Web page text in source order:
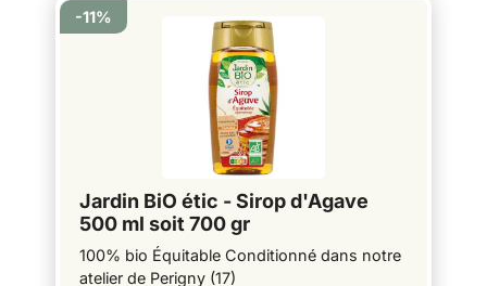
boissons chaudes, vos yaourts, vos
pâtisseries ou vos fruits. Faites-vous plaisir
avec moins de calories! BIO : Le sirop
d’agave PureVia est certifié biologique, il est
100 % d’origine naturelle et vegan.
Jardin BiO étic - Sirop d'Agave
500 ml soit 700 gr
100% bio Équitable Conditionné dans notre
atelier de Perigny (17)
-11%